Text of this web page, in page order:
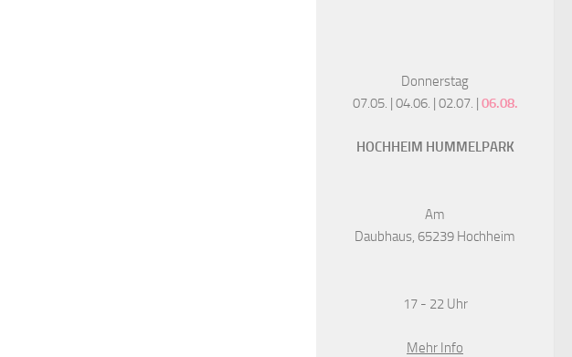
Donnerstag
07.05. | 04.06. | 02.07. | 06.08.
HOCHHEIM HUMMELPARK
Am
Daubhaus, 65239 Hochheim
17 - 22 Uhr
Mehr Info